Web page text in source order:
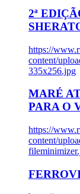
2ª
https://
content/
335x256.jpg
MARÉ
PARA O
https://
content/